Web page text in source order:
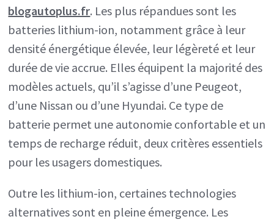
blogautoplus.fr. Les plus répandues sont les
batteries lithium-ion, notamment grâce à leur
densité énergétique élevée, leur légèreté et leur
durée de vie accrue. Elles équipent la majorité des
modèles actuels, qu’il s’agisse d’une Peugeot,
d’une Nissan ou d’une Hyundai. Ce type de
batterie permet une autonomie confortable et un
temps de recharge réduit, deux critères essentiels
pour les usagers domestiques.
Outre les lithium-ion, certaines technologies
alternatives sont en pleine émergence. Les